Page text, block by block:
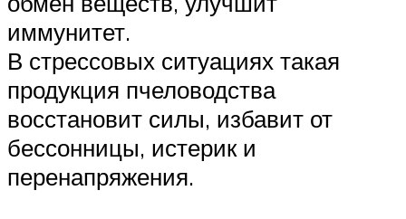
иммунитет.
В стрессовых ситуациях такая
продукция пчеловодства
восстановит силы, избавит от
бессонницы, истерик и
перенапряжения.